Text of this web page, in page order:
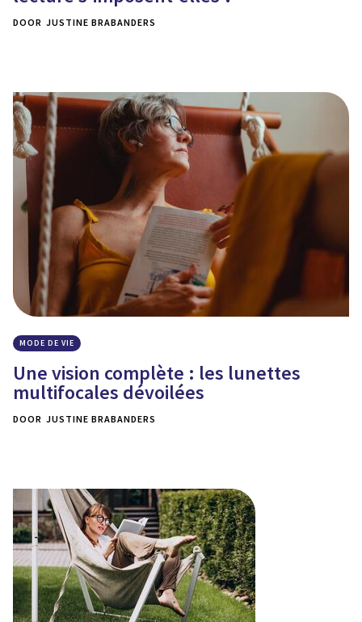
DOOR JUSTINE BRABANDERS
MODE DE VIE
Une vision complète : les lunettes
multifocales dévoilées
DOOR JUSTINE BRABANDERS